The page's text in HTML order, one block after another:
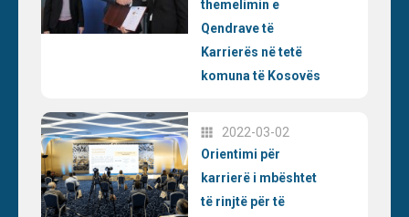
themelimin e
Qendrave të
Karrierës në tetë
komuna të Kosovës
2022-03-02
Orientimi për
karrierë i mbështet
të rinjtë për të